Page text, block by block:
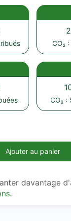
CO₂
CO₂ :
Ajouter au panier
davantage
.